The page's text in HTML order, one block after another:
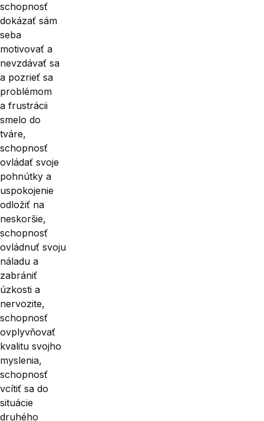
schopnosť
dokázať sám
seba
motivovať a
nevzdávať sa
a pozrieť sa
problémom
a frustrácii
smelo do
tváre,
schopnosť
ovládať svoje
pohnútky a
uspokojenie
odložiť na
neskoršie,
schopnosť
ovládnuť svoju
náladu a
zabrániť
úzkosti a
nervozite,
schopnosť
ovplyvňovať
kvalitu svojho
myslenia,
schopnosť
vcítiť sa do
situácie
druhého